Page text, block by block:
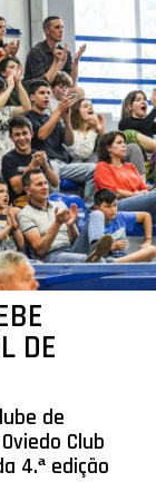
DE
de
Club
4.ª edição